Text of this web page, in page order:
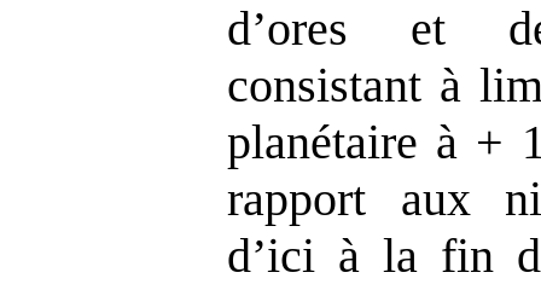
d’ores et
consistant à
planétaire à +
rapport aux
d’ici à la fin